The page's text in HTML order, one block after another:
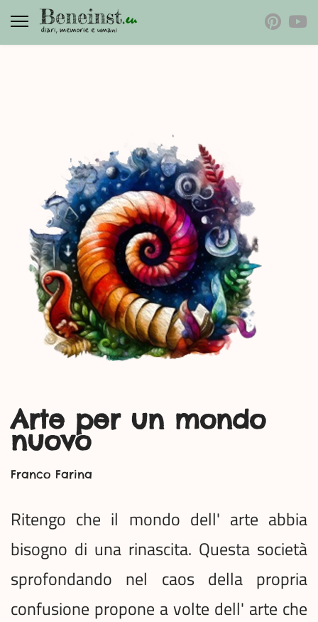
Arte per un mondo
nuovo
Franco Farina
Ritengo che il mondo dell' arte abbia
bisogno di una rinascita. Questa società
sprofondando nel caos della propria
confusione propone a volte dell' arte che